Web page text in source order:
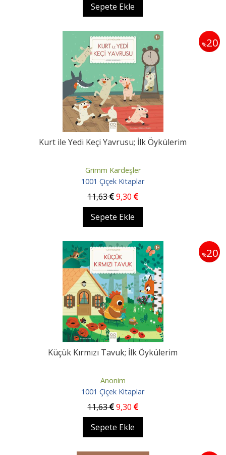
Sepete Ekle
%20
Kurt ile Yedi Keçi Yavrusu; İlk Öykülerim
Grimm Kardeşler
1001 Çiçek Kitaplar
11,63 9,30
Sepete Ekle
%20
Küçük Kırmızı Tavuk; İlk Öykülerim
Anonim
1001 Çiçek Kitaplar
11,63 9,30
Sepete Ekle